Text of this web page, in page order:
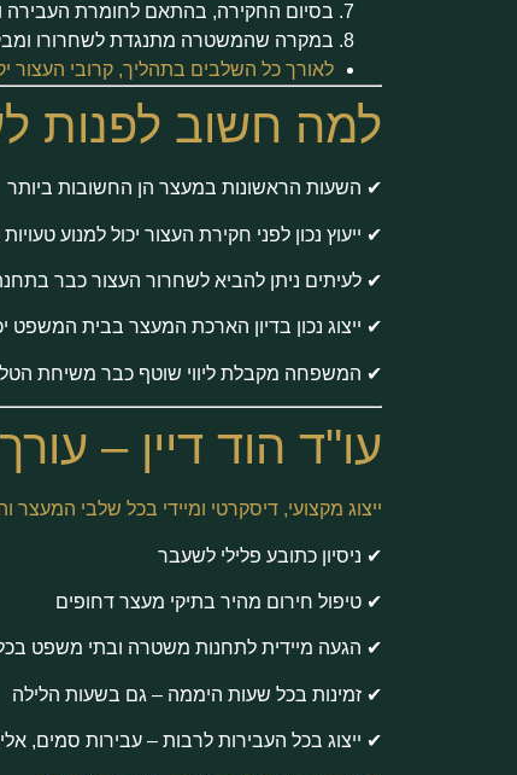
בסיום החקירה, בהתאם לחומרת
במקרה שהמשטרה מתנגדת לשחרורו
לאורך כל השלבים בתהליך, קרובי העצור
למה חשוב לפנות
✔ השעות הראשונות במעצר הן החשובות ביותר
✔ ייעוץ נכון לפני חקירת העצור יכול למנוע
✔ לעיתים ניתן להביא לשחרור העצור כבר
✔ ייצוג נכון בדיון הארכת המעצר בבית המשפט
✔ המשפחה מקבלת ליווי שוטף כבר משיחת
עו"ד הוד דיין –
ייצוג מקצועי, דיסקרטי ומיידי בכל שלבי המעצר
✔ ניסיון כתובע פלילי לשעבר
✔ טיפול חירום מהיר בתיקי מעצר דחופים
✔ הגעה מיידית לתחנות משטרה ובתי משפט
✔ זמינות בכל שעות היממה – גם בשעות הלילה
✔ ייצוג בכל העבירות לרבות – עבירות סמים,